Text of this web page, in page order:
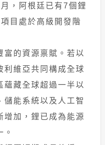
，阿根廷已有7個鋰
目處於高級開發階
富的資源禀賦。若以
利維亞共同構成全球
蘊藏全球超過一半以
儲能系統以及人工智
增加，鋰已成為能源